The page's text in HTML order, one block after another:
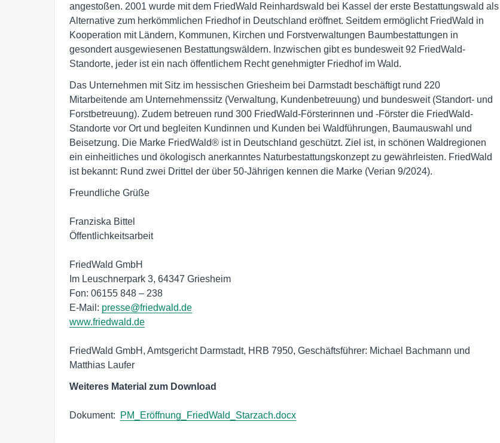
angestoßen. 2001 wurde mit dem FriedWald Reinhardswald bei Kassel der erste Bestattungswald als
Alternative zum herkömmlichen Friedhof in Deutschland eröffnet. Seitdem ermöglicht FriedWald in
Kooperation mit Ländern, Kommunen, Kirchen und Forstverwaltungen Baumbestattungen in
gesondert ausgewiesenen Bestattungswäldern. Inzwischen gibt es bundesweit 92 FriedWald-
Standorte, jeder ist ein nach öffentlichem Recht genehmigter Friedhof im Wald.
Das Unternehmen mit Sitz im hessischen Griesheim bei Darmstadt beschäftigt rund 220
Mitarbeitende am Unternehmenssitz (Verwaltung, Kundenbetreuung) und bundesweit (Standort- und
Forstbetreuung). Zudem betreuen rund 300 FriedWald-Försterinnen und -Förster die FriedWald-
Standorte vor Ort und begleiten Kundinnen und Kunden bei Waldführungen, Baumauswahl und
Beisetzung. Die Marke FriedWald® ist in Deutschland geschützt. Ziel ist, in schönen Waldregionen
ein einheitliches und ökologisch anerkanntes Naturbestattungskonzept zu gewährleisten. FriedWald
ist bekannt: Rund zwei Drittel der über 50-Jährigen kennen die Marke (Verian 9/2024).
Freundliche Grüße
Franziska Bittel
Öffentlichkeitsarbeit
FriedWald GmbH
Im Leuschnerpark 3, 64347 Griesheim
Fon: 06155 848 – 238
E-Mail: presse@friedwald.de
www.friedwald.de
FriedWald GmbH, Amtsgericht Darmstadt, HRB 7950, Geschäftsführer: Michael Bachmann und
Matthias Laufer
Weiteres Material zum Download
Dokument: PM_Eröffnung_FriedWald_Starzach.docx